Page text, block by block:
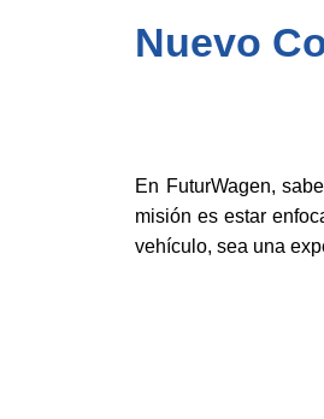
Nuevo
En FuturWagen,
misión es estar
vehículo, sea una